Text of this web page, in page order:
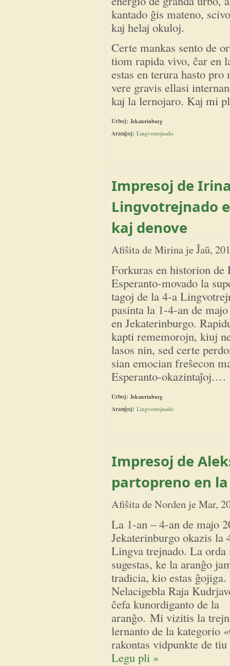
kantado ĝis mateno,
kaj helaj okuloj.
Certe mankas sento de
tiom rapida vivo, ĉar en
estas en terura hasto
vere gravis ellasi
kaj la lernojaro. Kaj mi
Urboj: Jekaterinburg
Aranĝoj: Lingvotrejnado
Impresoj de
Lingvotrejnado
kaj denove
Afiŝita deMirina jeĴaŭ,
Forkuras en historion de
Esperanto-movado la
tagoj de la 4-a
pasinta la 1-4-an de
en Jekaterinburgo.
kapti rememorojn, kiuj
lasos nin, sed certe
sian emocian freŝecon
Esperanto-
Urboj: Jekaterinburg
Aranĝoj: Lingvotrejnado
Impresoj de
partopreno en
Afiŝita deNorden jeMar,
La 1-an – 4-an de majo
Jekaterinburgo okazis la
Lingva trejnado. La orda
sugestas, ke la aranĝo
tradicia, kio estas ĝojiga.
Nelacigebla Raja
ĉefa kunordiganto de la
aranĝo. Mi vizitis la
lernanto de la kategorio
rakontas vidpunkte de
Legu pli »